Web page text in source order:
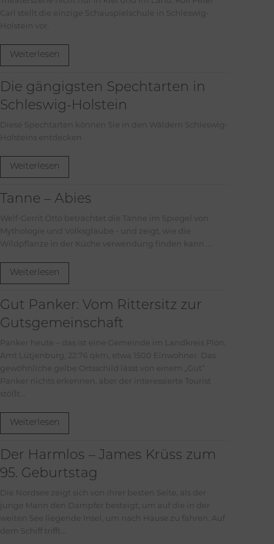
Carl stellt die einzige Schauspielschule in Schleswig-
Holstein vor.
Weiterlesen
Die gängigsten Spechtarten in
Schleswig-Holstein
Diese Spechtarten können Sie in den Wäldern Schleswig-
Holsteins entdecken
Weiterlesen
Tanne – Abies
Welf-Gerrit Otto betrachtet die Tanne im Spiegel von
Mythologie und Volksglaube - und zeigt, wie die
Wildpflanze in der Küche verwendung finden kann ...
Weiterlesen
Gut Panker: Vom Rittersitz zur
Gutsgemeinschaft
Panker heute – das ist eine Gemeinde im Landkreis Plön,
Amt Lütjenburg, 22.76 qkm, etwa 1500 Einwohner. Das
gewöhnliche gelbe Ortsschild lässt von einem „Gut“
Panker nichts erkennen, aber der interessierte Tourist
stößt...
Weiterlesen
Der Harmlos – James Krüss zum
95. Geburtstag
Die Nordsee zeigt sich von ihrer besten Seite, als der
junge Mann den Dampfer besteigt, um auf die in der
weiten See liegende Insel, um nach Hause zu fahren. Auf
dem Schiff trifft...